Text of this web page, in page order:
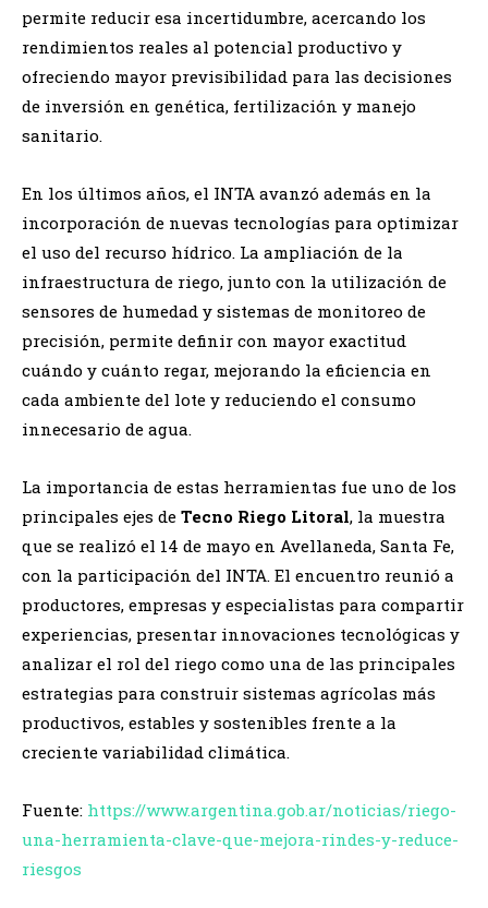
permite reducir esa incertidumbre, acercando los
rendimientos reales al potencial productivo y
ofreciendo mayor previsibilidad para las decisiones
de inversión en genética, fertilización y manejo
sanitario.
En los últimos años, el INTA avanzó además en la
incorporación de nuevas tecnologías para optimizar
el uso del recurso hídrico. La ampliación de la
infraestructura de riego, junto con la utilización de
sensores de humedad y sistemas de monitoreo de
precisión, permite definir con mayor exactitud
cuándo y cuánto regar, mejorando la eficiencia en
cada ambiente del lote y reduciendo el consumo
innecesario de agua.
La importancia de estas herramientas fue uno de los
principales ejes de Tecno Riego Litoral, la muestra
que se realizó el 14 de mayo en Avellaneda, Santa Fe,
con la participación del INTA. El encuentro reunió a
productores, empresas y especialistas para compartir
experiencias, presentar innovaciones tecnológicas y
analizar el rol del riego como una de las principales
estrategias para construir sistemas agrícolas más
productivos, estables y sostenibles frente a la
creciente variabilidad climática.
Fuente: https://www.argentina.gob.ar/noticias/riego-
una-herramienta-clave-que-mejora-rindes-y-reduce-
riesgos